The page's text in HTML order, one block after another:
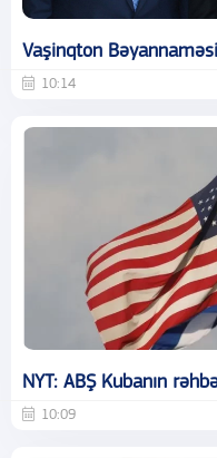
Vaşinqton
10:14
NYT: ABŞ Kubanın
10:09